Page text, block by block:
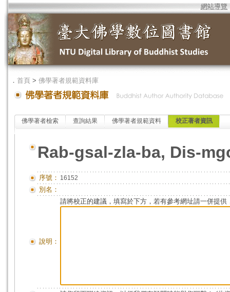
網站導覽
． 首頁 > 佛學著者規範資料庫
佛學著者檢索 查詢結果 佛學著者規範資料 校正著者資訊
Rab-gsal-zla-ba, Dis-
序號： 16152
別名：
說明：
請將校正的建議，填寫於下方，若有參考網址請一併提供